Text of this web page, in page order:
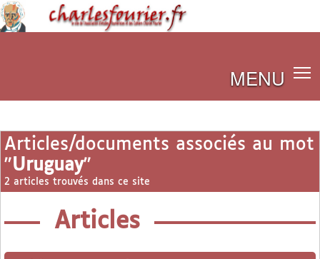
MENU
Articles/documents associés au mot
"Uruguay"
2 articles trouvés dans ce site
Articles